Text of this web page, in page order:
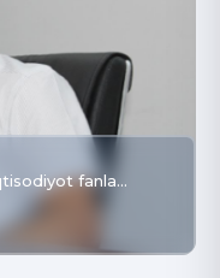
fanla…